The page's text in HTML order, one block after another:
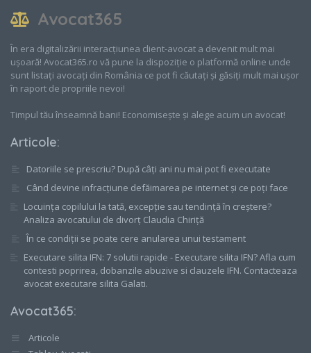
Avocat365
În era digitalizării interacțiunea client-avocat a devenit mult mai
ușoară! Avocat365.ro vă pune la dispoziție o platformă online unde
sunt listați avocați din România ce pot fi căutați și găsiți mult mai ușor
în raport de propriile nevoi!
Timpul tău înseamnă bani! Economisește și alege acum un avocat!
Articole:
Datoriile se prescriu? După câți ani nu mai pot fi executate
Când devine infracțiune defăimarea pe internet și ce poți face
Locuința copilului la tată, excepție sau tendință în creștere?
Analiza avocatului de divorț Claudia Chiriță
În ce condiții se poate cere anularea unui testament
Executare silita IFN: 7 solutii rapide - Executare silita IFN? Afla cum
contesti poprirea, dobanzile abuzive si clauzele IFN. Contacteaza
avocat executare silita Galati.
Avocat365:
Articole